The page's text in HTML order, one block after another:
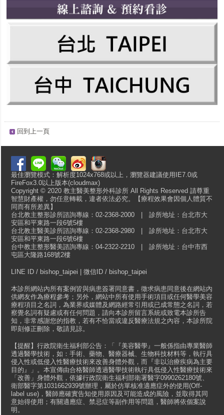
回到上一頁
最佳瀏覽模式：解析度1024x768或以上，瀏覽器建議使用IE7.0或
FireFox3.0以上版本(cloudmax)
Copyright © 2020 教主醫美整形外科診所 All Rights Reserved 請尊重
智慧財產權，勿任意轉載，違者依法必究。【療程效果會因個人體質不
同而有所差異】
台北教主整形診所諮詢專線：02-2368-2000 | 診所地址：台北市大
安區和平東路一段6號5樓
台北教主醫美診所諮詢專線：02-2368-2980 | 診所地址：台北市大
安區和平東路一段6號6樓
台中教主整形醫美諮詢專線：04-2322-2210 | 診所地址：台中市西
屯區大隆路168號2樓
LINE ID / bishop_taipei | 微信ID / bishop_taipei
本診所網站內所有案例皆與病患簽署同意書，徵求病患同意後在網站內
供網友作為療程參考；另外，網站中所有使用手術項目或任何醫學美容
療程項目之名詞，為業界或媒體及網路經常引用或已成常態之名詞，若
察覺名詞有疑慮或有任何問題，請向本診所留言系統或致電本診所告
知，非常感謝您的指教，若有不恰當或違反醫療法規之內容，本診所院
即刻修正刪除，敬請見諒。
【提醒】行政院衛生福利部公告：「『美容醫學』一般係指由專業醫師
透過醫學技術，如：手術、藥物、醫療器械、生物科技材料等，執行具
侵入性或低侵入性醫療技術來改善身體外觀，而『非以治療疾病為主要
目的』」。本宣傳由合格醫師透過醫學技術執行具低侵入性醫療技術來
「改善」身體外觀，依據行政院衛生福利部衛署醫字0990262180號、
衛部醫字第1031662939號辦理，屬於仿單核准適應症外的使用(Off-
label use)，醫師應確實告知使用原因及可能造成的風險，並取得其同
意始得使用；有關適應症、禁忌症等副作用等問題，醫師將依個案說
明。